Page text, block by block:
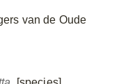
van de Oude